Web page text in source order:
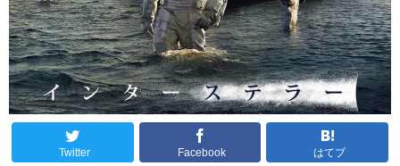
Twitter Facebook はてブ